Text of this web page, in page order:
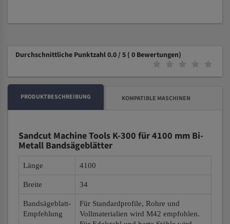
Durchschnittliche Punktzahl 0.0 / 5 ( 0 Bewertungen)
PRODUKTBESCHREIBUNG KOMPATIBLE MASCHINEN
Sandcut Machine Tools K-300 für 4100 mm Bi-
Metall Bandsägeblätter
Länge 4100
Breite 34
Bandsägeblatt-
Empfehlung
Für Standardprofile, Rohre und
Vollmaterialien wird M42 empfohlen.